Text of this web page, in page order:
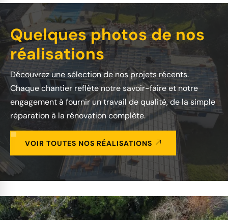
Quelques photos de nos
réalisations
Découvrez une sélection de nos projets récents.
Chaque chantier reflète notre savoir-faire et notre
engagement à fournir un travail de qualité, de la simple
réparation à la rénovation complète.
VOIR TOUTES NOS RÉALISATIONS